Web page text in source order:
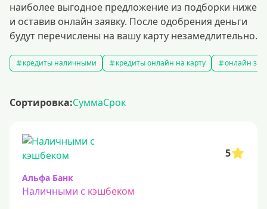
наиболее выгодное предложение из подборки ниже
и оставив онлайн заявку. После одобрения деньги
будут перечислены на вашу карту незамедлительно.
кредиты наличными кредиты онлайн на карту онлайн
Сортировка:СуммаСрок
5
Альфа Банк
Наличными с кэшбеком